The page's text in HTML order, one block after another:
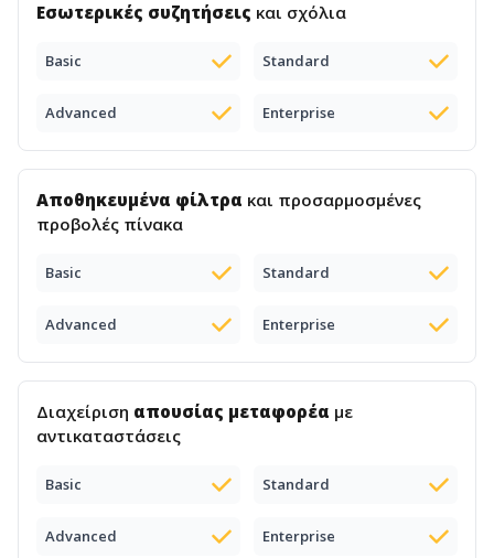
Εσωτερικές συζητήσεις και σχόλια
Basic Standard
Advanced Enterprise
Αποθηκευμένα φίλτρα και προσαρμοσμένες
προβολές πίνακα
Basic Standard
Advanced Enterprise
Διαχείριση απουσίας μεταφορέα με
αντικαταστάσεις
Basic Standard
Advanced Enterprise